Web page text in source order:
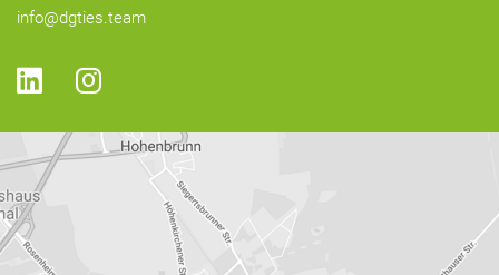
info@dgties.team